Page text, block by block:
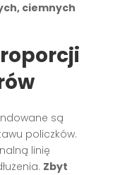
ciemnych
są
policzków.
linię
Zbyt